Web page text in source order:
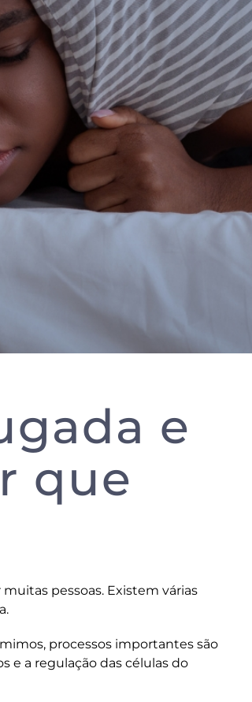
e
que
pessoas. Existem várias
processos importantes são
e a regulação das células do